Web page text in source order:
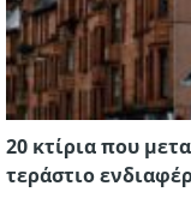
20 κτίρια που
τεράστιο